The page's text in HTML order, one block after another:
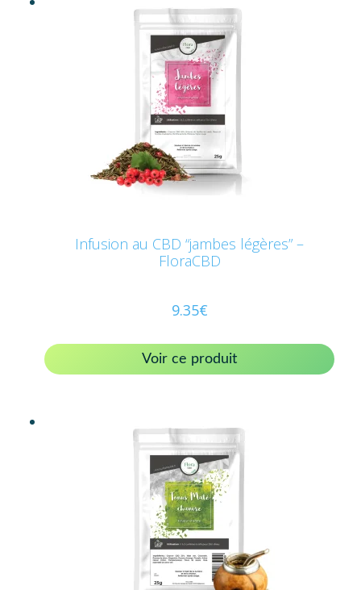
Infusion au CBD “jambes légères” –
FloraCBD
9.35€
Voir ce produit